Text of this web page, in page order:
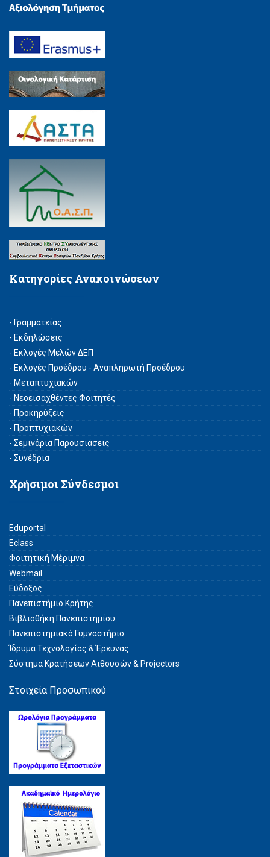
Κατηγορίες Ανακοινώσεων
- Γραμματείας
- Εκδηλώσεις
- Εκλογές Μελών ΔΕΠ
- Εκλογές Προέδρου - Αναπληρωτή Προέδρου
- Μεταπτυχιακών
- Νεοεισαχθέντες Φοιτητές
- Προκηρύξεις
- Προπτυχιακών
- Σεμινάρια Παρουσιάσεις
- Συνέδρια
Χρήσιμοι Σύνδεσμοι
Eduportal
Eclass
Φοιτητική Μέριμνα
Webmail
Εύδοξος
Πανεπιστήμιο Κρήτης
Βιβλιοθήκη Πανεπιστημίου
Πανεπιστημιακό Γυμναστήριο
Ίδρυμα Τεχνολογίας & Έρευνας
Σύστημα Kρατήσεων Αιθουσών & Projectors
Στοιχεία Προσωπικού